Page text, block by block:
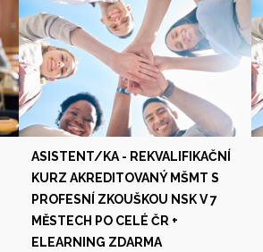
ASISTENT/KA - REKVALIFIKAČNÍ
KURZ AKREDITOVANÝ MŠMT S
PROFESNÍ ZKOUŠKOU NSK V 7
MĚSTECH PO CELÉ ČR +
ELEARNING ZDARMA